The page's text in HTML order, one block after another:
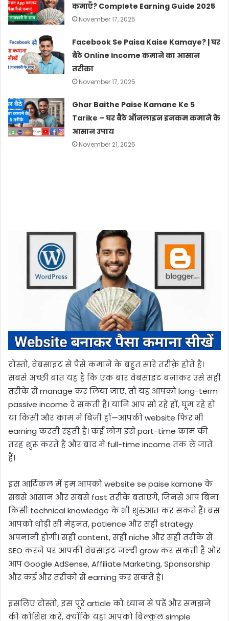
कमाएँ? Complete Earning Guide 2025
November 17, 2025
Facebook Se Paisa Kaise Kamaye? | घर
बैठे Online Income कमाने का आसान
तरीका
November 17, 2025
Ghar Baithe Paise Kamane Ke 5
Tarike – घर बैठे ऑनलाइन इनकम कमाने के
आसान उपाय
November 21, 2025
दोस्तो, वेबसाइट से पैसे कमाने के बहुत सारे तरीक़े होते हैं।
सबसे अच्छी बात यह है कि एक बार वेबसाइट बनाकर उसे सही
तरीके से manage कर लिया जाए, तो यह आपको long-term
passive income दे सकती है। यानि आप सो रहे हों, घूम रहे हों
या किसी और काम में बिजी हों—आपकी website फिर भी
earning करती रहती है। कई लोग इसे part-time काम की
तरह शुरू करते हैं और बाद में full-time income तक ले जाते
हैं।
इस आर्टिकल में हम आपको website se paise kamane के
सबसे आसान और सबसे fast तरीके बताएंगे, जिनसे आप बिना
किसी technical knowledge के भी शुरुआत कर सकते हैं। बस
आपको थोड़ी सी मेहनत, patience और सही strategy
अपनानी होगी। सही content, सही niche और सही तरीके से
SEO करने पर आपकी वेबसाइट जल्दी grow कर सकती है और
आप Google AdSense, Affiliate Marketing, Sponsorship
और कई और तरीकों से earning कर सकते हैं।
इसलिए दोस्तो, इस पूरे article को ध्यान से पढ़ें और समझने
की कोशिश करें, क्योंकि यहां आपको बिल्कुल simple